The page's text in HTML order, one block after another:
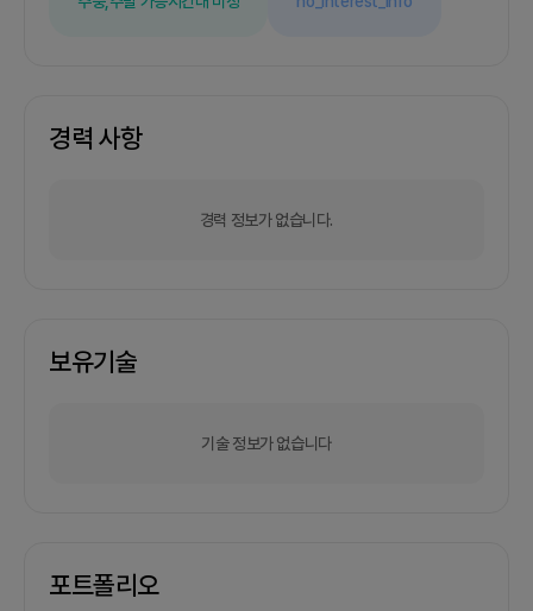
경력 사항
경력 정보가 없습니다.
보유기술
기술 정보가 없습니다
포트폴리오